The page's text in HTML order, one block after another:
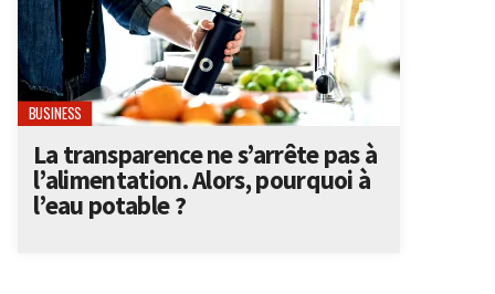
BUSINESS
La transparence ne s’arrête pas à
l’alimentation. Alors, pourquoi à
l’eau potable ?